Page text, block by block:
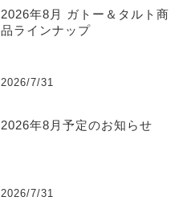
2026年8月 ガトー＆タルト商
品ラインナップ
2026/7/31
2026年8月予定のお知らせ
2026/7/31